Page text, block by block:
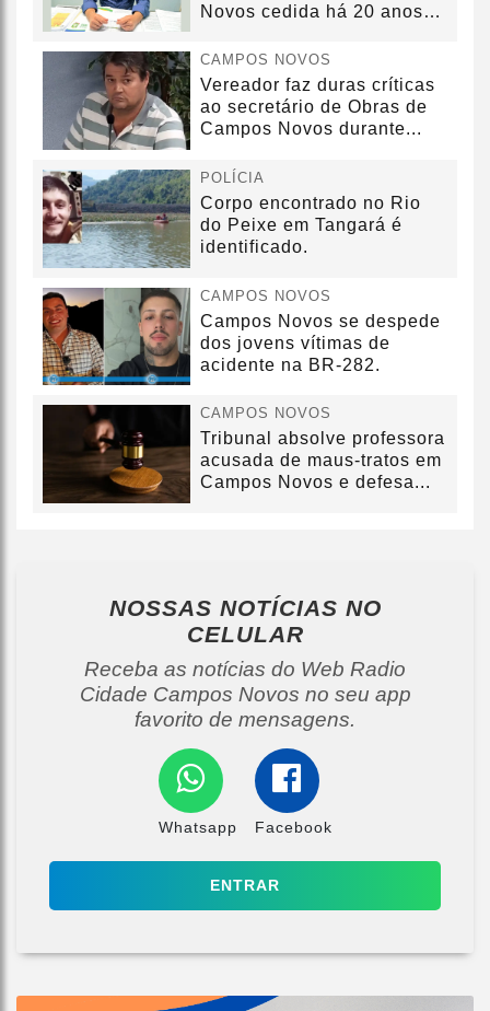
Novos cedida há 20 anos
CAMPOS NOVOS
Vereador faz duras críticas
ao secretário de Obras de
Campos Novos durante...
POLÍCIA
Corpo encontrado no Rio
do Peixe em Tangará é
identificado.
CAMPOS NOVOS
Campos Novos se despede
dos jovens vítimas de
acidente na BR-282.
CAMPOS NOVOS
Tribunal absolve professora
acusada de maus-tratos em
Campos Novos e defesa...
NOSSAS NOTÍCIAS NO
CELULAR
Receba as notícias do Web Radio
Cidade Campos Novos no seu app
favorito de mensagens.
Whatsapp Facebook
ENTRAR